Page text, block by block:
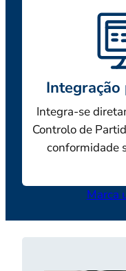
Integra-se
Controlo de
conformidade
Marca